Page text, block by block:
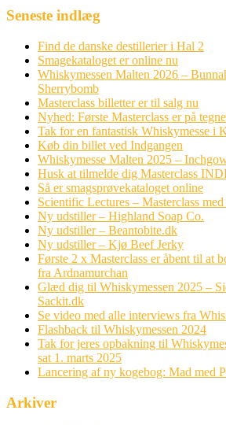
Seneste indlæg
Find de danske destillerier i Hal 2
Smagekataloget er online nu
Whiskymessen Malten 2026 –
Sherrybomb
Masterclass billetter er til salg nu
Nyhed: Første Masterclass er på
Tak for en fantastisk Whiskymesse i
Køb din billet ved Indgangen
Whiskymesse Malten 2025 –
Husk at tilmelde dig Masterclass
Så er smagsprøvekataloget online
Scientific Lectures – Masterclass
Ny udstiller – Highland Soap Co.
Ny udstiller – Beantobite.dk
Ny udstiller – Kjø Beef Jerky
Første 2 x Masterclass er åbent til at
fra Ardnamurchan
Glæd dig til Whiskymessen 2025 –
Sackit.dk
Se video med alle interviews fra
Flashback til Whiskymessen 2024
Tak for jeres opbakning til
sat 1. marts 2025
Lancering af ny kogebog: Mad med
Arkiver